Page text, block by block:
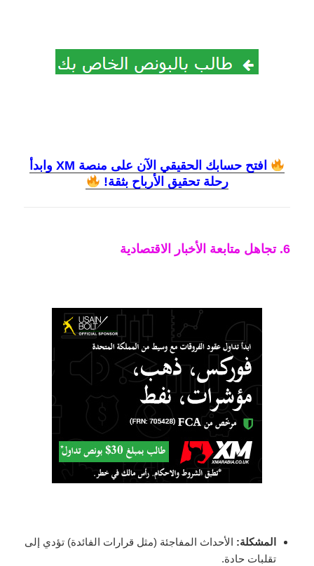
افتح حسابك الحقيقي الآن على منصة XM وابدأ
رحلة تحقيق الأرباح بثقة!
6. تجاهل متابعة الأخبار الاقتصادية
المشكلة: الأحداث المفاجئة (مثل قرارات الفائدة) تؤدي إلى
تقلبات حادة.